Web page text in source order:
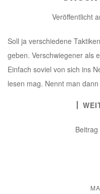
Veröffentlicht
Soll ja verschiedene
geben. Verschwiegener als
Einfach soviel von sich ins
lesen mag. Nennt man